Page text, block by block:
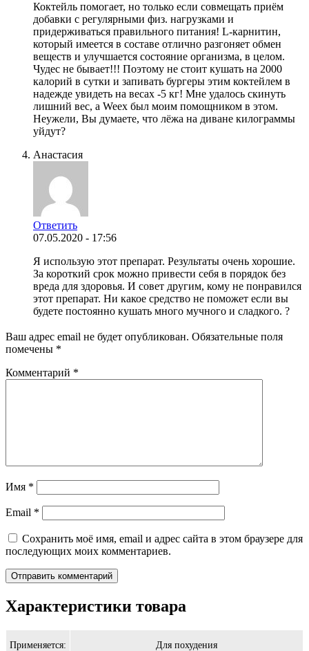
Коктейль помогает, но только если совмещать приём
добавки с регулярными физ. нагрузками и
придерживаться правильного питания! L-карнитин,
который имеется в составе отлично разгоняет обмен
веществ и улучшается состояние организма, в целом.
Чудес не бывает!!! Поэтому не стоит кушать на 2000
калорий в сутки и запивать бургеры этим коктейлем в
надежде увидеть на весах -5 кг! Мне удалось скинуть
лишний вес, а Weex был моим помощником в этом.
Неужели, Вы думаете, что лёжа на диване килограммы
уйдут?
Анастасия
Ответить
07.05.2020 - 17:56
Я использую этот препарат. Результаты очень хорошие.
За короткий срок можно привести себя в порядок без
вреда для здоровья. И совет другим, кому не понравился
этот препарат. Ни какое средство не поможет если вы
будете постоянно кушать много мучного и сладкого. ?
Ваш адрес email не будет опубликован. Обязательные поля
помечены *
Комментарий *
Имя *
Email *
Сохранить моё имя, email и адрес сайта в этом браузере для
последующих моих комментариев.
Характеристики товара
Применяется: Для похудения